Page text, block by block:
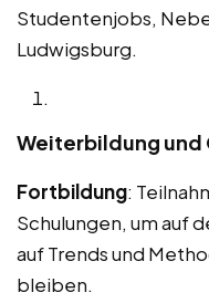
Studentenjobs,
Ludwigsburg.
Weiterbildung
Fortbildung:
Schulungen, um auf
auf Trends und
bleiben.